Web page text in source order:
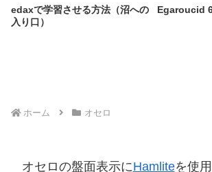
edaxで学習させる方法（沼への
入り口）
Egaroucid
ホーム オセロ
オセロの盤面表示にHamliteを使